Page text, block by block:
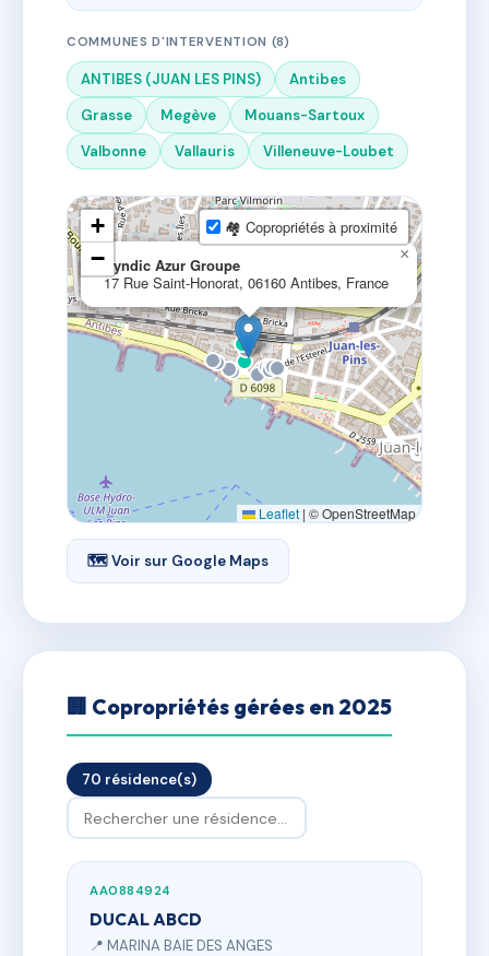
COMMUNES D'INTERVENTION (8)
ANTIBES (JUAN LES PINS)
Antibes
Grasse
Megève
Mouans-Sartoux
Valbonne
Vallauris Villeneuve-Loubet
Syndic Azur Groupe
17 Rue Saint-Honorat, 06160 Antibes, France
×
+
−
🏘 Copropriétés à proximité
Leaflet | © OpenStreetMap
🗺 Voir sur Google Maps
🏢 Copropriétés gérées en 2025
70 résidence(s)
AA0884924
DUCAL ABCD
📍 MARINA BAIE DES ANGES